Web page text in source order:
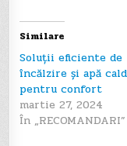
Similare
Soluții eficiente de
încălzire și apă
pentru confort
martie 27, 2024
În „RECOMANDARI”